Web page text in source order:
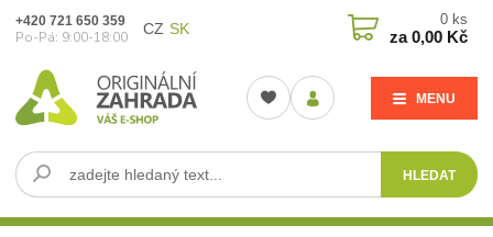
CZ SK
MENU
HLEDAT
+420 721 650 359
Po-Pá: 9:00-18:00
0 ks
za0,00 Kč